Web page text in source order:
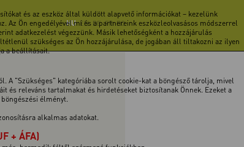
és az eszköz által küldött alapvető információkat – kezelünk
Ön engedélyével mi és a partnereink eszközleolvasásos módszerrel
adatkezelést végezzünk. Másik lehetőségként a hozzájárulás
szükséges az Ön hozzájárulása, de jogában áll tiltakozni az ilyen
a beállításait.
A "Szükséges" kategóriába sorolt cookie-kat a böngésző tárolja, mivel
és releváns tartalmakat és hirdetéseket biztosítanak Önnek. Ezeket a
élményt.
alkalmas adatokat.
HU EN DE FR RO
+ ÁFA)